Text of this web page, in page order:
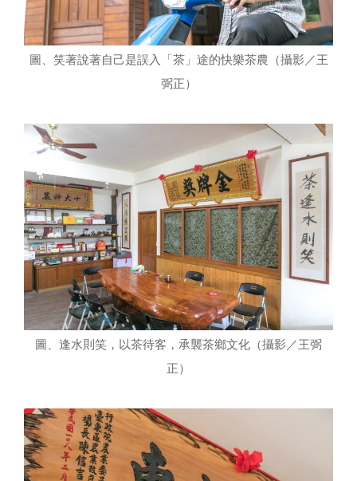
圖、笑著說著自己是誤入「茶」途的快樂茶農（攝影／王
弼正）
圖、逢水則笑，以茶待客，承襲茶鄉文化（攝影／王弼
正）